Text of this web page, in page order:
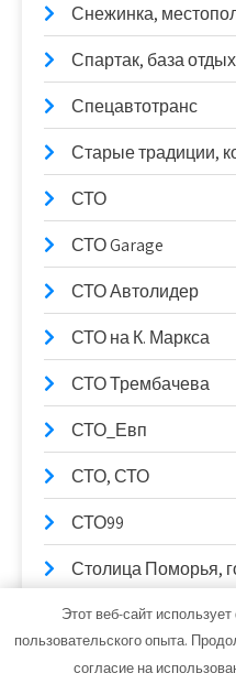
Снежинка,
Спартак, база
Спецавтотранс
Старые традиции,
СТО
СТО Garage
СТО Автолидер
СТО на К. Маркса
СТО Трембачева
СТО_Евп
СТО, СТО
СТО99
Столица Поморья,
Стрельнинские
Ступень к
Этот веб-сайт
пользовательского опыта.
согласие на